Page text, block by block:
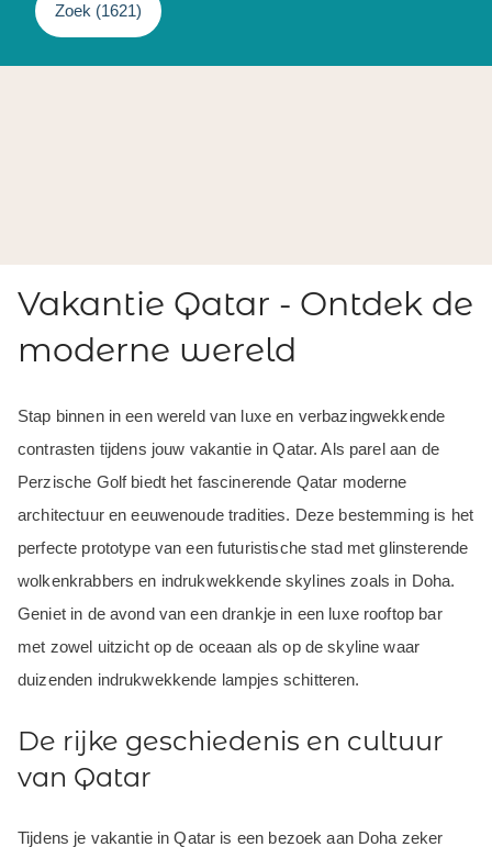
Zoek (1621)
Vakantie Qatar - Ontdek de
moderne wereld
Stap binnen in een wereld van luxe en verbazingwekkende
contrasten tijdens jouw vakantie in Qatar. Als parel aan de
Perzische Golf biedt het fascinerende Qatar moderne
architectuur en eeuwenoude tradities. Deze bestemming is het
perfecte prototype van een futuristische stad met glinsterende
wolkenkrabbers en indrukwekkende skylines zoals in Doha.
Geniet in de avond van een drankje in een luxe rooftop bar
met zowel uitzicht op de oceaan als op de skyline waar
duizenden indrukwekkende lampjes schitteren.
De rijke geschiedenis en cultuur
van Qatar
Tijdens je vakantie in Qatar is een bezoek aan Doha zeker